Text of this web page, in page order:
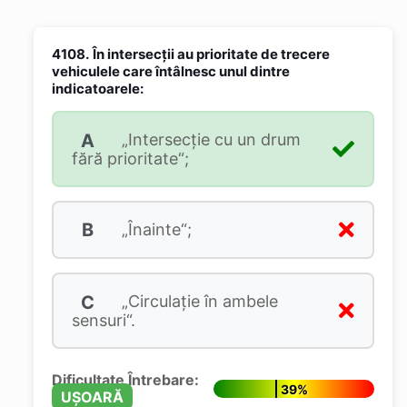
4108. În intersecții au prioritate de trecere
vehiculele care întâlnesc unul dintre
indicatoarele:
A
„Intersecție cu un drum
fără prioritate“;
B „Înainte“;
C
„Circulație în ambele
sensuri“.
Dificultate Întrebare:
UȘOARĂ
39%